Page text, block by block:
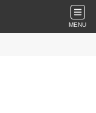
MENU